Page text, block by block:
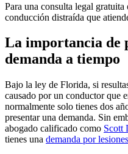
Para una consulta legal
conducción distraída que
La importancia de
demanda a tiempo
Bajo la ley de Florida, si
causado por un conductor que
normalmente solo tienes dos
presentar una demanda. Sin
abogado calificado como Scott
tienes una demanda por